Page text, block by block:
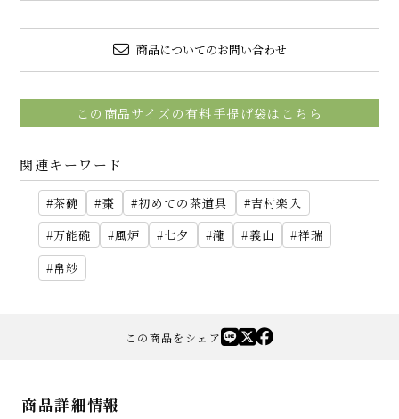
商品についてのお問い合わせ
この商品サイズの有料手提げ袋はこちら
関連キーワード
茶碗 棗 初めての茶道具
吉村楽入
万能碗
風炉 七夕 瀧 義山
祥瑞
帛紗
この商品をシェア
商品詳細情報